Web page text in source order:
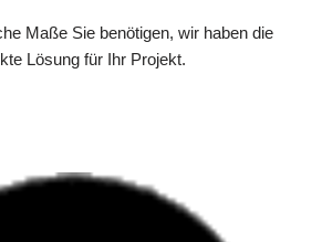
Maße Sie benötigen, wir haben die
Lösung für Ihr Projekt.